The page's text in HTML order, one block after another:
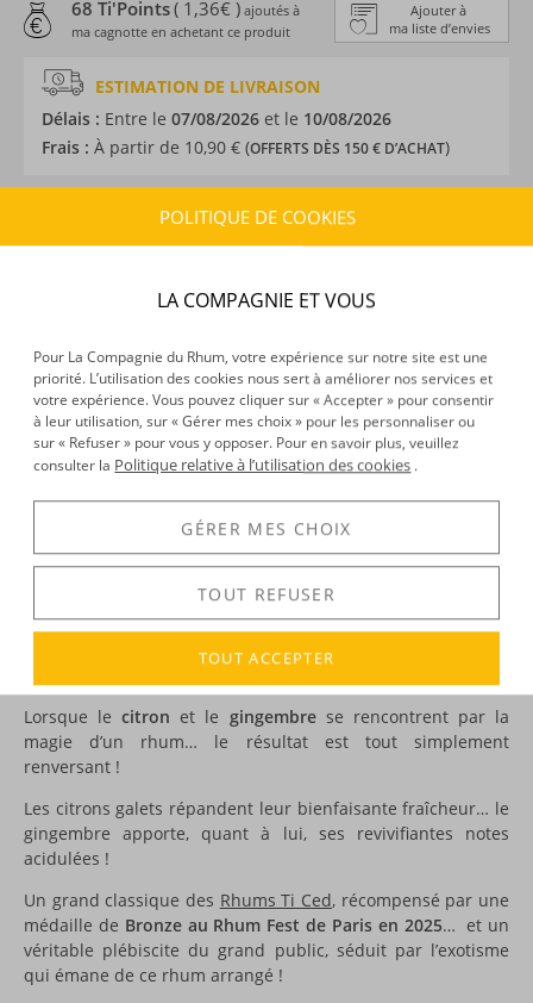
Ajouter à
ma liste d’envies
68 Ti'Points( 1,36€ ) ajoutés à
ma cagnotte en achetant ce produit
ESTIMATION DE LIVRAISON
Délais : Entre le 07/08/2026 et le 10/08/2026
Frais : À partir de 10,90 € (OFFERTS DÈS 150 € D’ACHAT)
CARACTÉRISTIQUES DU PRODUIT
France
Degré :32°
Médailles :Bronze 2025 au Rhum Fest Paris, catégorie
arrangé
Edition :Magnum
Voir tous les produits :Les Rhums de Ced - Ti Ced
Lorsque lecitron et le gingembre se rencontrent par la
magie d’un rhum… le résultat est tout simplement
renversant !
Les citrons galets répandent leur bienfaisante fraîcheur… le
gingembre apporte, quant à lui, ses revivifiantes notes
acidulées !
Un grand classique des Rhums Ti Ced, récompensé par une
médaille de Bronze au Rhum Fest de Paris en 2025… et un
véritable plébiscite du grand public, séduit par l’exotisme
qui émane de ce rhum arrangé !
POLITIQUE DE COOKIES
LA COMPAGNIE ET VOUS
Pour La Compagnie du Rhum, votre expérience sur notre site est une
priorité. L’utilisation des cookies nous sert à améliorer nos services et
votre expérience. Vous pouvez cliquer sur « Accepter » pour consentir
à leur utilisation, sur « Gérer mes choix » pour les personnaliser ou
sur « Refuser » pour vous y opposer. Pour en savoir plus, veuillez
consulter la Politique relative à l’utilisation des cookies .
GÉRER MES CHOIX
TOUT REFUSER
TOUT ACCEPTER